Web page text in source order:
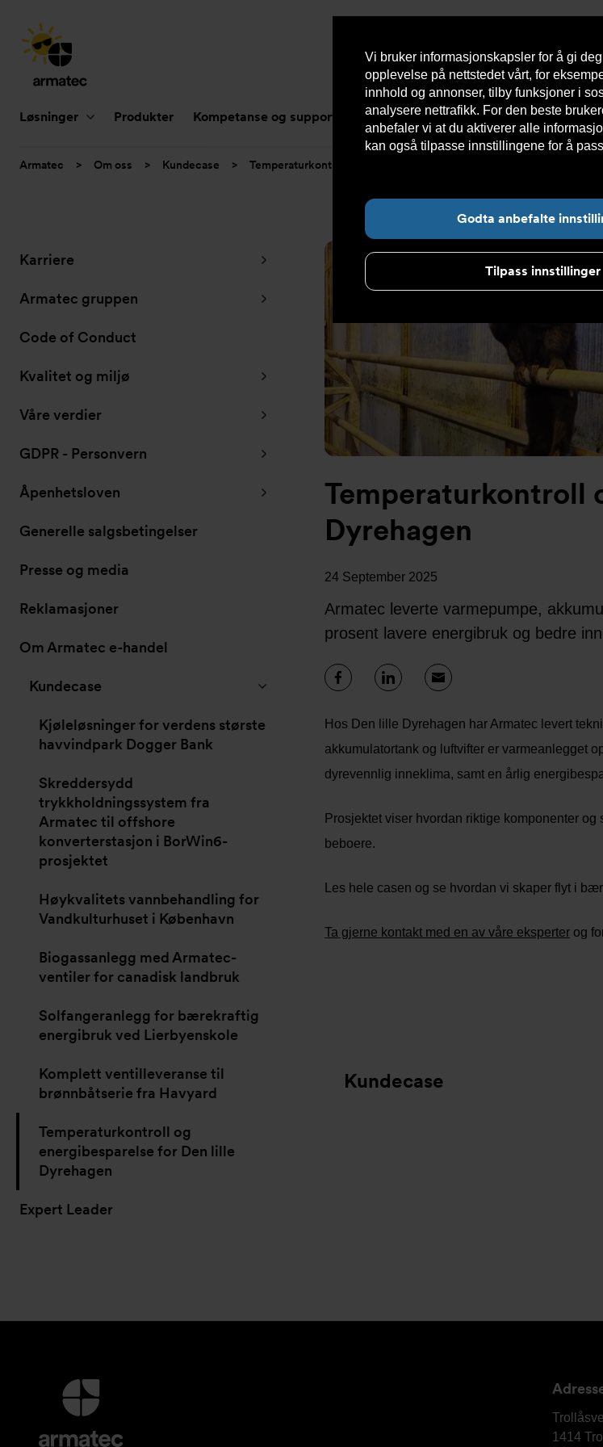
Vi bruker informasjonskapsler for å gi
opplevelse på nettstedet vårt, for
innhold og annonser, tilby funksjoner i
analysere nettrafikk. For den beste
anbefaler vi at du aktiverer alle
kan også tilpasse innstillingene for å
Godta anbefalte
Tilpass innstillinger
Løsninger Produkter Kompetanse og support Nyheter Om oss Kontakt oss
Du
Armatec > Om oss > Kundecase > Temperaturkontroll og energibesparelse for Den lille Dyrehagen
for
oss”
Karriere
Armatec gruppen
Code of Conduct
Kvalitet og miljø
Våre verdier
GDPR - Personvern
Åpenhetsloven
Generelle salgsbetingelser
Presse og media
Reklamasjoner
Om Armatec e-handel
Kundecase
Kjøleløsninger for verdens største
havvindpark Dogger Bank
Skreddersydd
trykkholdningssystem fra
Armatec til offshore
konverterstasjon i BorWin6-
prosjektet
Høykvalitets vannbehandling for
Vandkulturhuset i København
Biogassanlegg med Armatec-
ventiler for canadisk landbruk
Solfangeranlegg for bærekraftig
energibruk ved Lierbyenskole
Komplett ventilleveranse til
brønnbåtserie fra Havyard
Temperaturkontroll og
energibesparelse for Den lille
Dyrehagen
Expert Leader
Temperaturkontroll
Dyrehagen
24 September 2025
Armatec leverte varmepumpe,
prosent lavere energibruk og bedre
Hos Den lille Dyrehagen har Armatec levert
akkumulatortank og luftvifter er varmeanlegget
dyrevennlig inneklima, samt en årlig
Prosjektet viser hvordan riktige komponenter
beboere.
Les hele casen og se hvordan vi skaper flyt i
Ta gjerne kontakt med en av våre eksperter og
Kundecase
informasjon
Armatec
1414